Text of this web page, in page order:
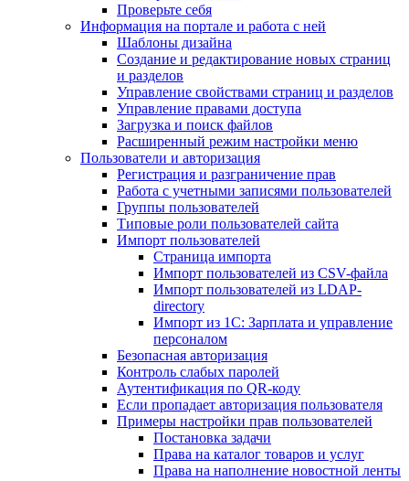
Проверьте себя
Информация на портале и работа с ней
Шаблоны дизайна
Создание и редактирование новых страниц
и разделов
Управление свойствами страниц и разделов
Управление правами доступа
Загрузка и поиск файлов
Расширенный режим настройки меню
Пользователи и авторизация
Регистрация и разграничение прав
Работа с учетными записями пользователей
Группы пользователей
Типовые роли пользователей сайта
Импорт пользователей
Страница импорта
Импорт пользователей из CSV-файла
Импорт пользователей из LDAP-
directory
Импорт из 1С: Зарплата и управление
персоналом
Безопасная авторизация
Контроль слабых паролей
Аутентификация по QR-коду
Если пропадает авторизация пользователя
Примеры настройки прав пользователей
Постановка задачи
Права на каталог товаров и услуг
Права на наполнение новостной ленты